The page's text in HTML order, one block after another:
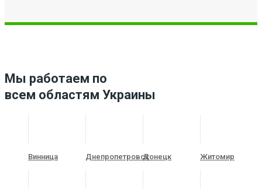
Мы работаем по
всем областям Украины
Винница ДнепропетровскДонецк Житомир